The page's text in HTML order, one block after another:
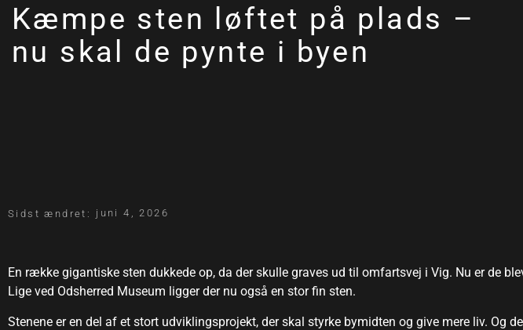
Kæmpe sten løftet på plads –
nu skal de pynte i byen
Sidst ændret: juni 4, 2026
En række gigantiske sten dukkede op, da der skulle graves ud til omfartsvej i Vig. Nu er de
Lige ved Odsherred Museum ligger der nu også en stor fin sten.
Stenene er en del af et stort udviklingsprojekt, der skal styrke bymidten og give mere liv. Og